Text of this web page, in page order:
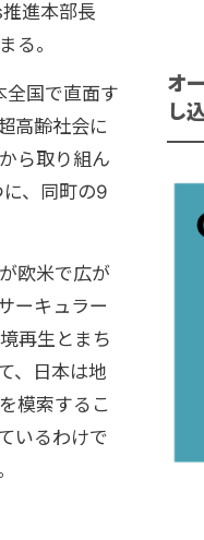
進本部長
る。
全国で直面す
高齢社会に
ら取り組ん
、同町の9
欧米で広が
ーキュラー
再生とまち
、日本は地
模索するこ
いるわけで
オ
し